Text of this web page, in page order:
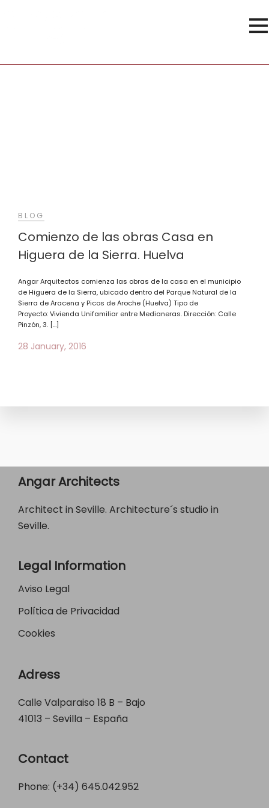
BLOG
Comienzo de las obras Casa en
Higuera de la Sierra. Huelva
Angar Arquitectos comienza las obras de la casa en el municipio
de Higuera de la Sierra, ubicado dentro del Parque Natural de la
Sierra de Aracena y Picos de Aroche (Huelva) Tipo de
Proyecto: Vivienda Unifamiliar entre Medianeras. Dirección: Calle
Pinzón, 3. […]
28 January, 2016
Angar Architects
Architect in Seville. Architecture´s studio in
Seville.
Legal Information
Aviso Legal
Política de Privacidad
Cookies
Adress
Calle Valparaiso 18 B – Bajo
41013 – Sevilla – España
Contact
Phone: (+34) 645.042.952